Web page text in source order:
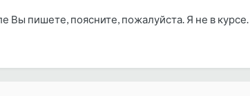
Вы пишете, поясните, пожалуйста. Я не в курсе.